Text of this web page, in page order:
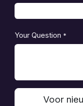
Your Question *
Voor